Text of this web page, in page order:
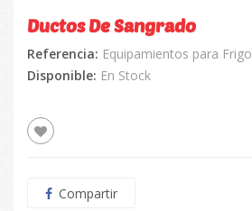
Ductos De Sangrado
Referencia: Equipamientos para
Disponible: En Stock
Compartir